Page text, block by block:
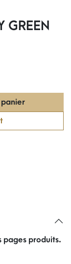
GREEN
pages produits.